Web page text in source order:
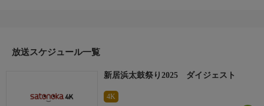
放送スケジュール一覧
新居浜太鼓祭り2025 ダイジェスト
4K